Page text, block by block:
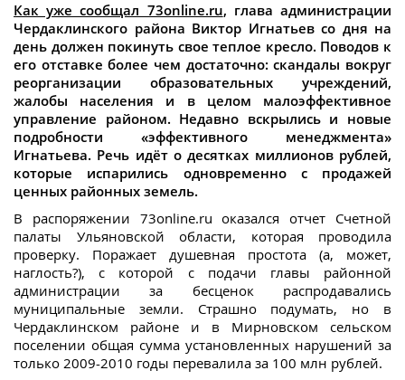
Как уже сообщал 73online.ru, глава администрации
Чердаклинского района Виктор Игнатьев со дня на
день должен покинуть свое теплое кресло. Поводов к
его отставке более чем достаточно: скандалы вокруг
реорганизации образовательных учреждений,
жалобы населения и в целом малоэффективное
управление районом. Недавно вскрылись и новые
подробности «эффективного менеджмента»
Игнатьева. Речь идёт о десятках миллионов рублей,
которые испарились одновременно с продажей
ценных районных земель.
В распоряжении 73online.ru оказался отчет Счетной
палаты Ульяновской области, которая проводила
проверку. Поражает душевная простота (а, может,
наглость?), с которой с подачи главы районной
администрации за бесценок распродавались
муниципальные земли. Страшно подумать, но в
Чердаклинском районе и в Мирновском сельском
поселении общая сумма установленных нарушений за
только 2009-2010 годы перевалила за 100 млн рублей.